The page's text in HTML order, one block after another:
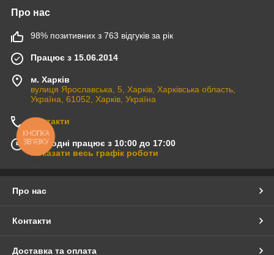
Про нас
98% позитивних з 763 відгуків за рік
Працює з 15.06.2014
м. Харків
вулиця Ярославська, 5, Харків, Харківська область,
Україна, 61052, Харків, Україна
Контакти
Сьогодні працює з 10:00 до 17:00
Показати весь графік роботи
Про нас
Контакти
Доставка та оплата
КНОПКА
ЗВ'ЯЗКУ